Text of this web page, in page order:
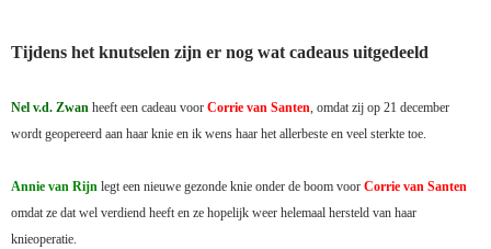
Tijdens het knutselen zijn er nog wat cadeaus uitgedeeld
Nel v.d. Zwan heeft een cadeau voor Corrie van Santen, omdat zij op 21 december
wordt geopereerd aan haar knie en ik wens haar het allerbeste en veel sterkte toe.
Annie van Rijn legt een nieuwe gezonde knie onder de boom voor Corrie van Santen
omdat ze dat wel verdiend heeft en ze hopelijk weer helemaal hersteld van haar
knieoperatie.